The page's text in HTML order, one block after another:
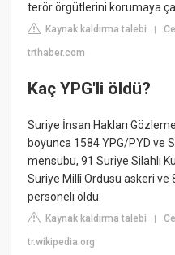
terör örgütlerini korumaya
Kaynak kaldırma talebi |
trthaber.com
Kaç YPG'li öldü?
Suriye İnsan Hakları
boyunca 1584 YPG/PYD ve
mensubu, 91 Suriye Silahlı
Suriye Millî Ordusu askeri ve
personeli öldü.
Kaynak kaldırma talebi |
tr.wikipedia.org